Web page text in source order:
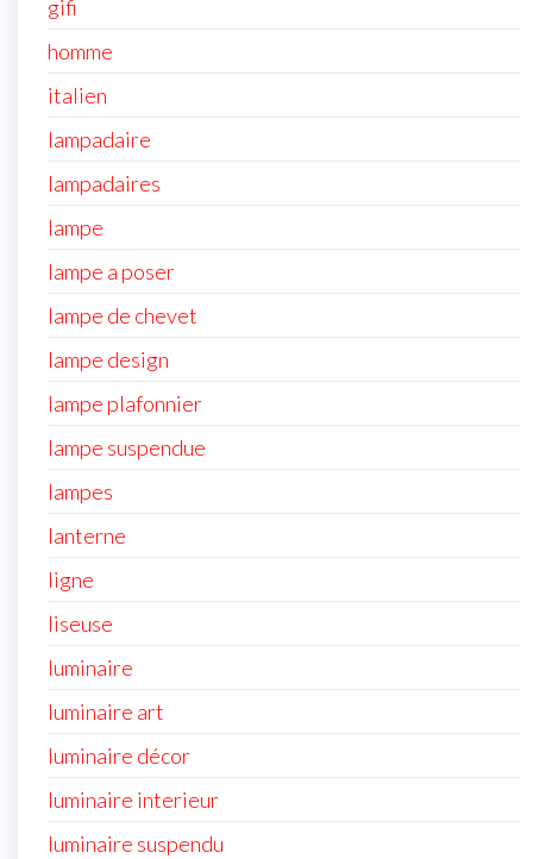
gifi
homme
italien
lampadaire
lampadaires
lampe
lampe a poser
lampe de chevet
lampe design
lampe plafonnier
lampe suspendue
lampes
lanterne
ligne
liseuse
luminaire
luminaire art
luminaire décor
luminaire interieur
luminaire suspendu